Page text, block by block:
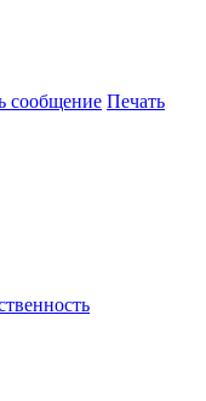
сообщение Печать